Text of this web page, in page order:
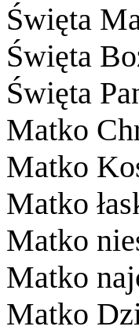
Święta
Święta
Święta
Matko
Matko
Matko
Matko
Matko
Matko